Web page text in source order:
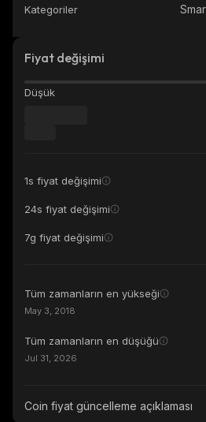
Kategoriler
Fiyat değişimi
Düşük
1s fiyat değişimi
24s fiyat değişimi
7g fiyat değişimi
Tüm zamanların en yükseği
May 3, 2018
Tüm zamanların en düşüğü
Jul 31, 2026
Coin fiyat güncelleme açıklaması